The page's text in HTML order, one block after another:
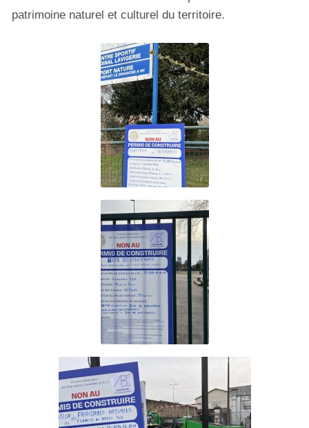
patrimoine naturel et culturel du territoire.